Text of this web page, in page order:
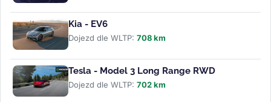
Kia - EV6
Dojezd dle WLTP: 708 km
Tesla - Model 3 Long Range RWD
Dojezd dle WLTP: 702 km